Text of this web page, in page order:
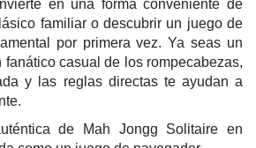
en una forma conveniente de
familiar o descubrir un juego de
por primera vez. Ya seas un
fanático casual de los rompecabezas,
y las reglas directas te ayudan a
de Mah Jongg Solitaire en